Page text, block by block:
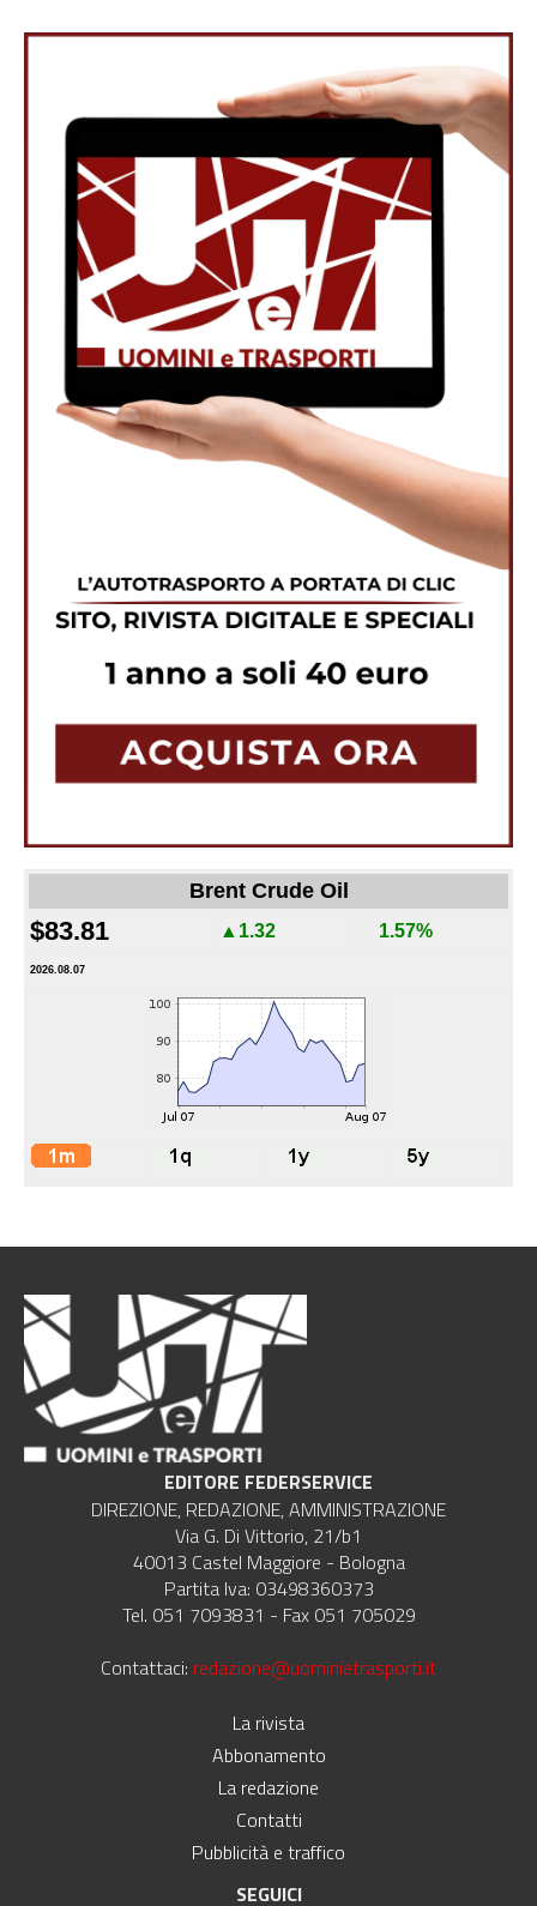
Brent Crude Oil
$83.81 ▲1.32 1.57%
2026.08.07
EDITORE FEDERSERVICE
DIREZIONE, REDAZIONE, AMMINISTRAZIONE
Via G. Di Vittorio, 21/b1
40013 Castel Maggiore - Bologna
Partita Iva: 03498360373
Tel. 051 7093831 - Fax 051 705029
Contattaci: redazione@uominietrasporti.it
La rivista
Abbonamento
La redazione
Contatti
Pubblicità e traffico
SEGUICI